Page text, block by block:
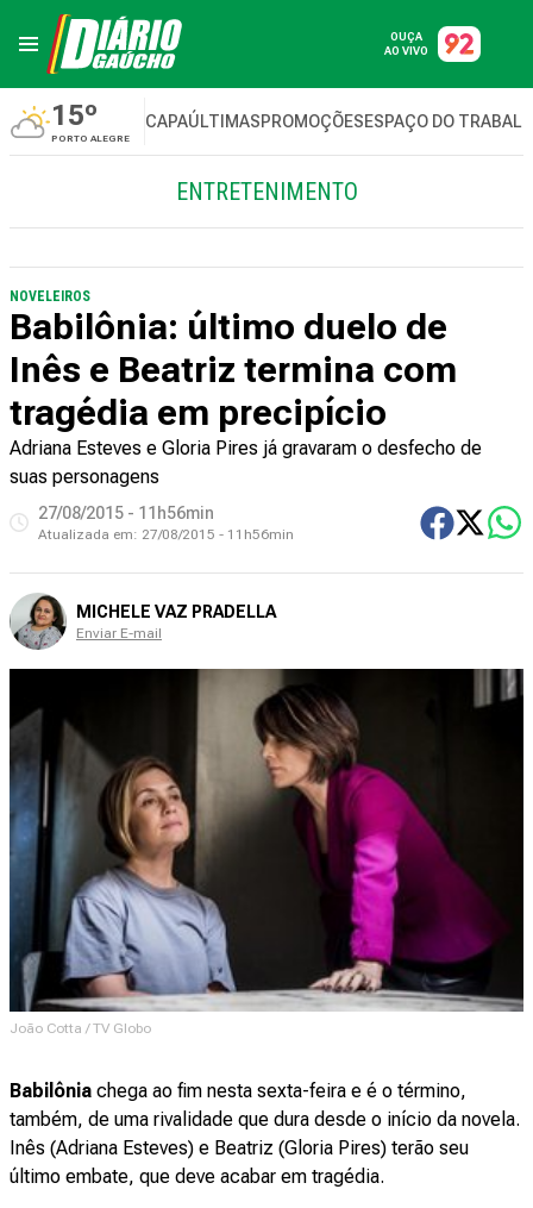
OUÇA
AO VIVO
15º
PORTO ALEGRE
CAPAÚLTIMASPROMOÇÕESESPAÇO DO
ENTRETENIMENTO
NOVELEIROS
Babilônia: último duelo de
Inês e Beatriz termina com
tragédia em precipício
Adriana Esteves e Gloria Pires já gravaram o desfecho de
suas personagens
27/08/2015 - 11h56min
Atualizada em: 27/08/2015 - 11h56min
MICHELE VAZ PRADELLA
Enviar E-mail
João Cotta / TV Globo
Babilônia chega ao fim nesta sexta-feira e é o término,
também, de uma rivalidade que dura desde o início da novela.
Inês (Adriana Esteves) e Beatriz (Gloria Pires) terão seu
último embate, que deve acabar em tragédia.